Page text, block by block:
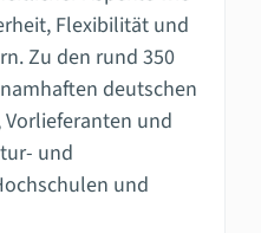
Flexibilität und
Zu den rund 350
deutschen
und
und
und